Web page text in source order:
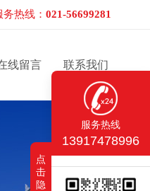
热线： 021-56699281
线留言 联系我们
服务热线
13917478996
点
击
隐